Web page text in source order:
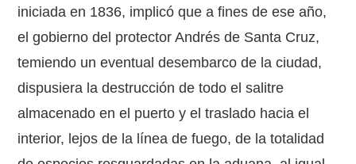
iniciada en 1836, implicó que a fines de ese año,
el gobierno del protector Andrés de Santa Cruz,
temiendo un eventual desembarco de la ciudad,
dispusiera la destrucción de todo el salitre
almacenado en el puerto y el traslado hacia el
interior, lejos de la línea de fuego, de la totalidad